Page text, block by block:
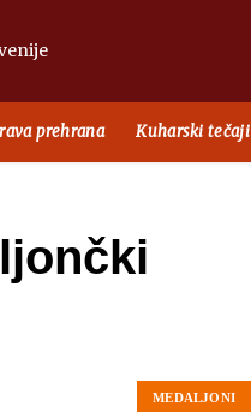
prehrana Kuharski tečaji
MEDALJONI